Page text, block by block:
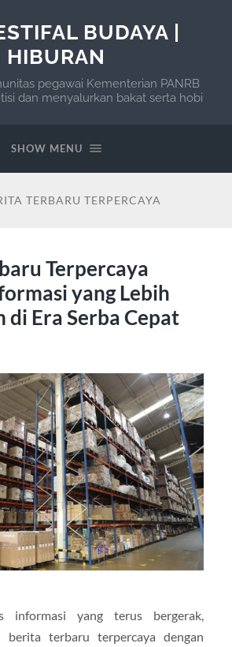
BUDAYA |
HIBURAN
pegawai Kementerian PANRB
dan menyalurkan bakat serta hobi
SHOW MENU
TERBARU TERPERCAYA
Terpercaya
yang Lebih
di Era Serba Cepat
informasi yang terus bergerak,
berita terbaru terpercaya dengan